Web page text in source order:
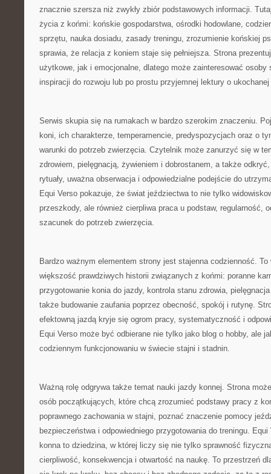
znacznie szersza niż zwykły zbiór podstawowych informacji.
życia z końmi: końskie gospodarstwa, ośrodki hodowlane,
sprzętu, nauka dosiadu, zasady treningu, zrozumienie końskiej
sprawia, że relacja z koniem staje się pełniejsza. Strona
użytkowe, jak i emocjonalne, dlatego może zainteresować osoby
inspiracji do rozwoju lub po prostu przyjemnej lektury o
Serwis skupia się na rumakach w bardzo szerokim znaczeniu.
koni, ich charakterze, temperamencie, predyspozycjach oraz o
warunki do potrzeb zwierzęcia. Czytelnik może zanurzyć się w
zdrowiem, pielęgnacją, żywieniem i dobrostanem, a także
rytuały, uważna obserwacja i odpowiedzialne podejście do
Equi Verso pokazuje, że świat jeździectwa to nie tylko
przeszkody, ale również cierpliwa praca u podstaw, regularność,
szacunek do potrzeb zwierzęcia.
Bardzo ważnym elementem strony jest stajenna codzienność. To
większość prawdziwych historii związanych z końmi: poranne
przygotowanie konia do jazdy, kontrola stanu zdrowia,
także budowanie zaufania poprzez obecność, spokój i rutynę.
efektowną jazdą kryje się ogrom pracy, systematyczność i
Equi Verso może być odbierane nie tylko jako blog o hobby, ale
codziennym funkcjonowaniu w świecie stajni i stadnin.
Ważną rolę odgrywa także temat nauki jazdy konnej. Strona
osób początkujących, które chcą zrozumieć podstawy pracy z
poprawnego zachowania w stajni, poznać znaczenie pomocy
bezpieczeństwa i odpowiedniego przygotowania do treningu.
konna to dziedzina, w której liczy się nie tylko sprawność
cierpliwość, konsekwencja i otwartość na naukę. To przestrzeń